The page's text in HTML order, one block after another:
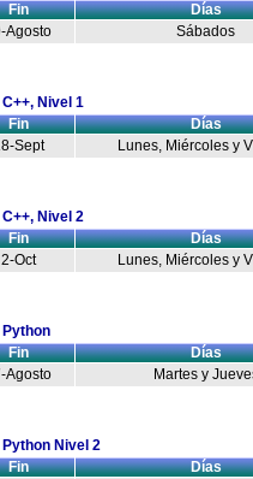
Fin
Días
Agosto Sábados
Nivel 1
Fin
Días
Sept Lunes, Miércoles y
Nivel 2
Fin
Días
2-Oct Lunes, Miércoles y
Fin
Días
Agosto Martes y
Nivel 2
Fin
Días